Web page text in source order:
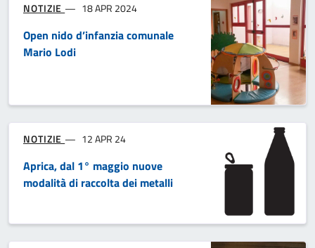
NOTIZIE 18 APR 2024
Open nido d’infanzia comunale
Mario Lodi
NOTIZIE 12 APR 24
Aprica, dal 1° maggio nuove
modalità di raccolta dei metalli